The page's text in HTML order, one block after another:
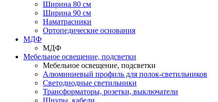
Ширина 80 см
Ширина 90 см
Наматрасники
Ортопедические основания
МДФ
МДФ
Мебельное освещение, подсветки
Мебельное освещение, подсветки
Алюминиевый профиль для полок-светильников
Светодиодные светильники
Трансформаторы, розетки, выключатели
Шнуры, кабели